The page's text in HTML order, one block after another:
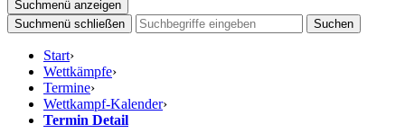
Suchmenü anzeigen
Suchmenü schließen
Suchen
Start›
Wettkämpfe›
Termine›
Wettkampf-Kalender›
Termin Detail